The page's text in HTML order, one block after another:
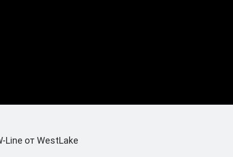
от WestLake